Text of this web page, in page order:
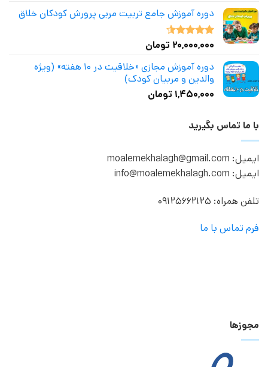
دوره آموزش جامع تربیت مربی پرورش کودکان خلاق
نمره4.50
۲۰,۰۰۰,۰۰۰ تومان
دوره آموزش مجازی «خلاقیت در ۱۰ هفته» (ویژه
والدین و مربیان کودک)
۱,۴۵۰,۰۰۰ تومان
با ما تماس بگیرید
ایمیل: moalemekhalagh@gmail.com
ایمیل: info@moalemekhalagh.com
تلفن همراه: 09125662125
فرم تماس با ما
مجوزها